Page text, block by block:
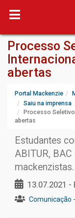
Processo
abertas
Portal Mackenzie
Saiu na imprensa
Processo
abertas
Estudantes
ABITUR,
mackenzistas.
13.07.2021 -
Comunicação